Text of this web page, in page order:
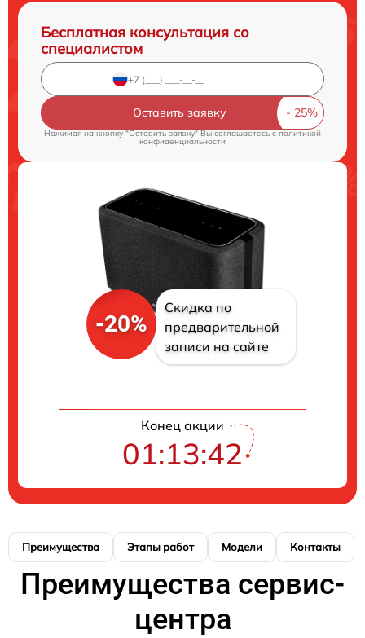
Бесплатная консультация со
специалистом
Оставить заявку
Нажимая на кнопку "Оставить заявку" Вы соглашаетесь c политикой
конфиденциальности
-20%
Скидка по
предварительной
записи на сайте
Конец акции
01:13:42
Преимущества Этапы работ Модели Контакты
Преимущества сервис-
центра